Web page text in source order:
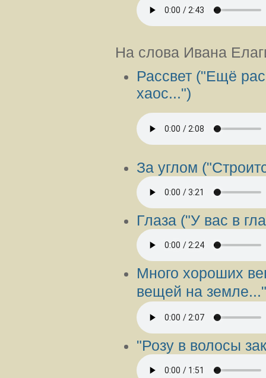
На слова Ивана
Рассвет ("Ещё
хаос...")
За углом
Глаза ("У вас в
Много хороших
вещей на
"Розу в волосы